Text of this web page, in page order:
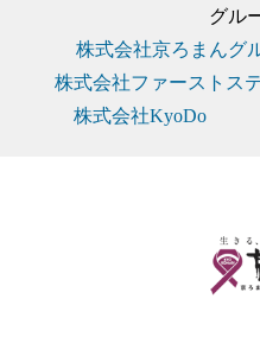
グル
株式会社京ろまんグ
株式会社ファーストス
株式会社KyoDo